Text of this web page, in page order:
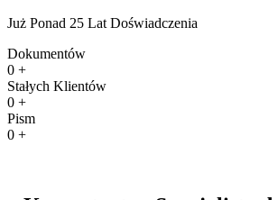
Już Ponad 25 Lat Doświadczenia
Dokumentów
0 +
Stałych Klientów
0 +
Pism
0 +